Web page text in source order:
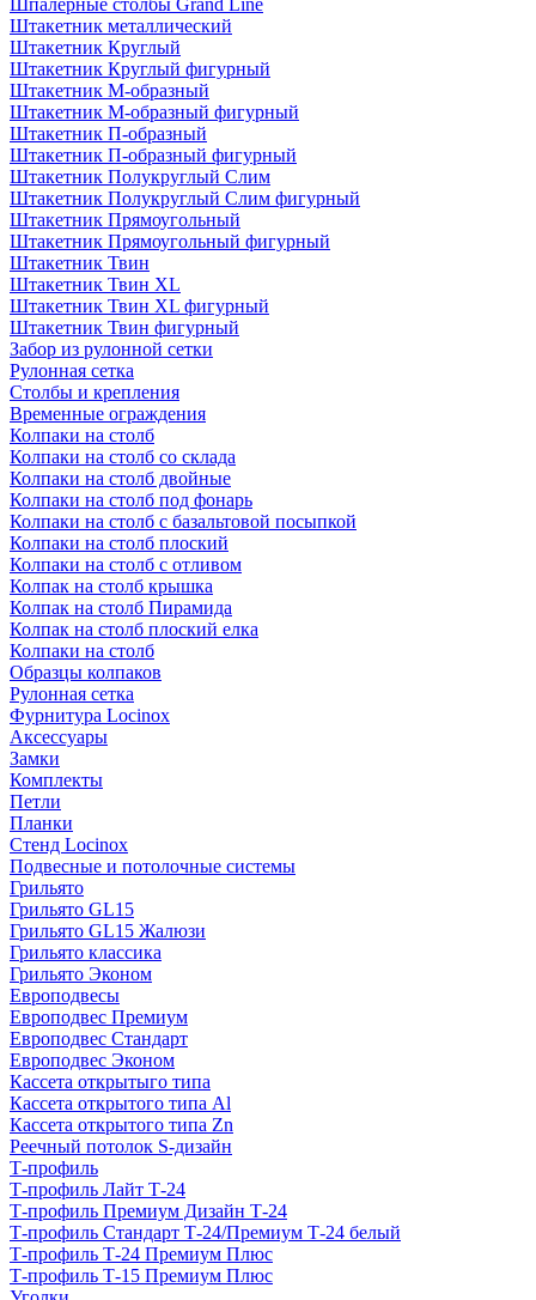
Шпалерные столбы Grand Line
Штакетник металлический
Штакетник Круглый
Штакетник Круглый фигурный
Штакетник М-образный
Штакетник М-образный фигурный
Штакетник П-образный
Штакетник П-образный фигурный
Штакетник Полукруглый Слим
Штакетник Полукруглый Слим фигурный
Штакетник Прямоугольный
Штакетник Прямоугольный фигурный
Штакетник Твин
Штакетник Твин XL
Штакетник Твин XL фигурный
Штакетник Твин фигурный
Забор из рулонной сетки
Рулонная сетка
Столбы и крепления
Временные ограждения
Колпаки на столб
Колпаки на столб со склада
Колпаки на столб двoйные
Колпаки на столб под фонарь
Колпаки на столб с базальтовой посыпкой
Колпаки на столб плоский
Колпаки на столб с отливом
Колпак на столб крышка
Колпак на столб Пирамида
Колпак на столб плоский елка
Колпаки на столб
Образцы колпаков
Рулонная сетка
Фурнитура Locinox
Аксессуары
Замки
Комплекты
Петли
Планки
Стенд Locinox
Подвесные и потолочные системы
Грильято
Грильято GL15
Грильято GL15 Жалюзи
Грильято классика
Грильято Эконом
Европодвесы
Европодвес Премиум
Европодвес Стандарт
Европодвес Эконом
Кассета открытыго типа
Кассета открытого типа Al
Кассета открытого типа Zn
Реечный потолок S-дизайн
Т-профиль
Т-профиль Лайт Т-24
Т-профиль Премиум Дизайн Т-24
Т-профиль Стандарт Т-24/Премиум Т-24 белый
Т-профиль Т-24 Премиум Плюс
Т-профиль Т-15 Премиум Плюс